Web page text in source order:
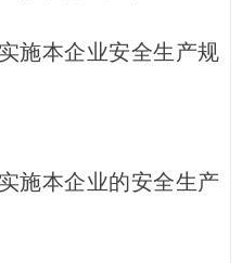
本企业安全生产规
本企业的安全生产